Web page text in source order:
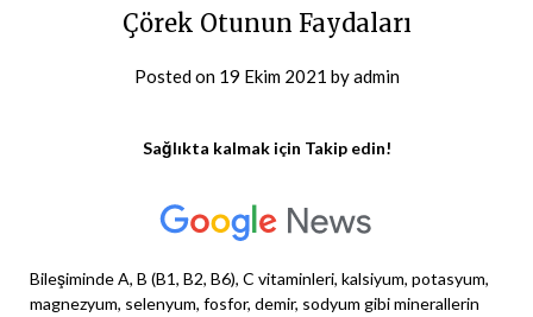
Çörek Otunun Faydaları
Posted on 19 Ekim 2021 byadmin
Sağlıkta kalmak için Takip edin!
Bileşiminde A, B (B1, B2, B6), C vitaminleri, kalsiyum, potasyum,
magnezyum, selenyum, fosfor, demir, sodyum gibi minerallerin